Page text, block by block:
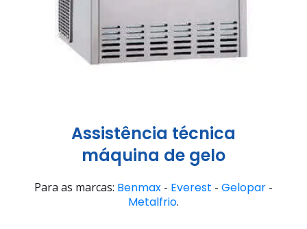
Assistência técnica
máquina de gelo
Para as marcas: Benmax - Everest - Gelopar -
Metalfrio.